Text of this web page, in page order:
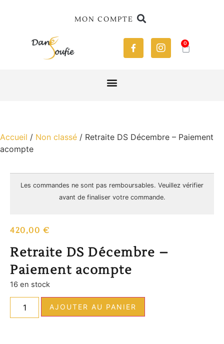
MON COMPTE
0
Accueil / Non classé / Retraite DS Décembre – Paiement
acompte
Les commandes ne sont pas remboursables. Veuillez vérifier
avant de finaliser votre commande.
420,00 €
Retraite DS Décembre –
Paiement acompte
16 en stock
AJOUTER AU PANIER